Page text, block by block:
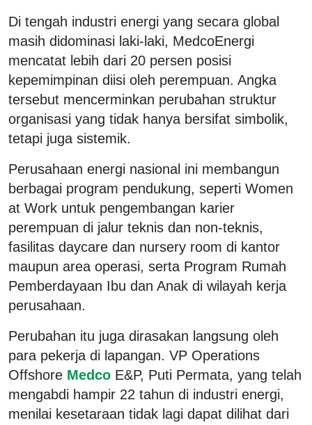
Di tengah industri energi yang secara global
masih didominasi laki-laki, MedcoEnergi
mencatat lebih dari 20 persen posisi
kepemimpinan diisi oleh perempuan. Angka
tersebut mencerminkan perubahan struktur
organisasi yang tidak hanya bersifat simbolik,
tetapi juga sistemik.
Perusahaan energi nasional ini membangun
berbagai program pendukung, seperti Women
at Work untuk pengembangan karier
perempuan di jalur teknis dan non-teknis,
fasilitas daycare dan nursery room di kantor
maupun area operasi, serta Program Rumah
Pemberdayaan Ibu dan Anak di wilayah kerja
perusahaan.
Perubahan itu juga dirasakan langsung oleh
para pekerja di lapangan. VP Operations
Offshore Medco E&P, Puti Permata, yang telah
mengabdi hampir 22 tahun di industri energi,
menilai kesetaraan tidak lagi dapat dilihat dari